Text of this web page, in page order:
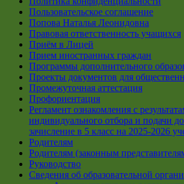
Пользовательское соглашение
Попова Наталья Леонидовна
Правовая ответственность учащихся
Приём в Лицей
Прием иностранных граждан
Программы дополнительного
Проекты документов для
Промежуточная аттестация
Профориентация
Регламент ознакомления с
индивидуального отбора и подачи
зачисление в 5 класс на 2025-2026
Родителям
Родителям (законным
Руководство
Сведения об образовательной